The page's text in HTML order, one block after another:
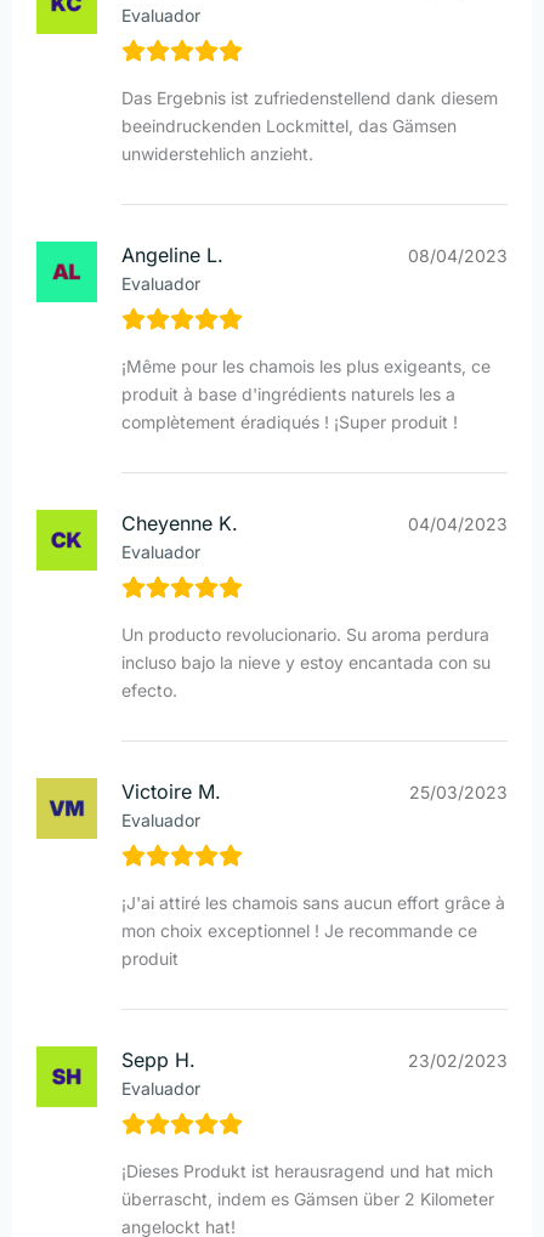
Evaluador
Das Ergebnis ist zufriedenstellend dank diesem
beeindruckenden Lockmittel, das Gämsen
unwiderstehlich anzieht.
Angeline L.
Evaluador
08/04/2023
¡Même pour les chamois les plus exigeants, ce
produit à base d'ingrédients naturels les a
complètement éradiqués ! ¡Super produit !
Cheyenne K.
Evaluador
04/04/2023
Un producto revolucionario. Su aroma perdura
incluso bajo la nieve y estoy encantada con su
efecto.
Victoire M.
Evaluador
25/03/2023
¡J'ai attiré les chamois sans aucun effort grâce à
mon choix exceptionnel ! Je recommande ce
produit
Sepp H.
Evaluador
23/02/2023
¡Dieses Produkt ist herausragend und hat mich
überrascht, indem es Gämsen über 2 Kilometer
angelockt hat!